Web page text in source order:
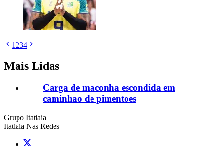
1 234
Mais Lidas
Carga de maconha escondida em
caminhao de pimentoes
Grupo Itatiaia
Itatiaia Nas Redes